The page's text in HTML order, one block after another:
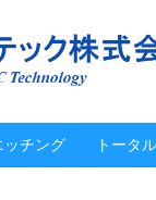
ッチング トータ